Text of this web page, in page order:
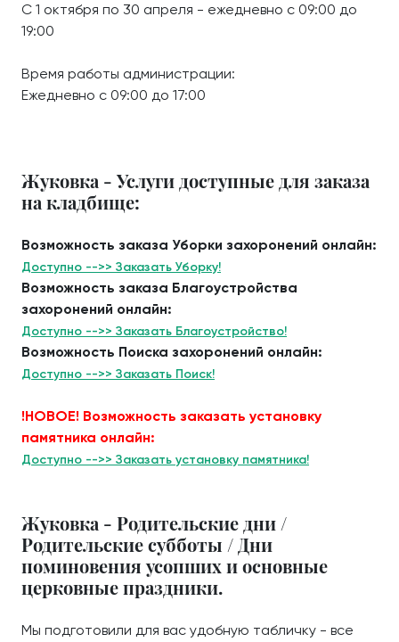
С 1 октября по 30 апреля - ежедневно с 09:00 до
19:00
Время работы администрации:
Ежедневно с 09:00 до 17:00
Жуковка - Услуги доступные для заказа
на кладбище:
Возможность заказа Уборки захоронений онлайн:
Доступно -->> Заказать Уборку!
Возможность заказа Благоустройства
захоронений онлайн:
Доступно -->> Заказать Благоустройство!
Возможность Поиска захоронений онлайн:
Доступно -->> Заказать Поиск!
!НОВОЕ! Возможность заказать установку
памятника онлайн:
Доступно -->> Заказать установку памятника!
Жуковка - Родительские дни /
Родительские субботы / Дни
поминовения усопших и основные
церковные праздники.
Мы подготовили для вас удобную табличку - все